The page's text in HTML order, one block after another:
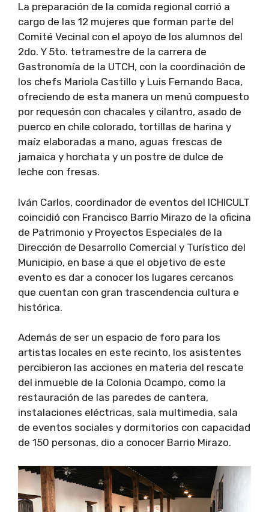
La preparación de la comida regional corrió a
cargo de las 12 mujeres que forman parte del
Comité Vecinal con el apoyo de los alumnos del
2do. Y 5to. tetramestre de la carrera de
Gastronomía de la UTCH, con la coordinación de
los chefs Mariola Castillo y Luis Fernando Baca,
ofreciendo de esta manera un menú compuesto
por requesón con chacales y cilantro, asado de
puerco en chile colorado, tortillas de harina y
maíz elaboradas a mano, aguas frescas de
jamaica y horchata y un postre de dulce de
leche con fresas.
Iván Carlos, coordinador de eventos del ICHICULT
coincidió con Francisco Barrio Mirazo de la oficina
de Patrimonio y Proyectos Especiales de la
Dirección de Desarrollo Comercial y Turístico del
Municipio, en base a que el objetivo de este
evento es dar a conocer los lugares cercanos
que cuentan con gran trascendencia cultura e
histórica.
Además de ser un espacio de foro para los
artistas locales en este recinto, los asistentes
percibieron las acciones en materia del rescate
del inmueble de la Colonia Ocampo, como la
restauración de las paredes de cantera,
instalaciones eléctricas, sala multimedia, sala
de eventos sociales y dormitorios con capacidad
de 150 personas, dio a conocer Barrio Mirazo.